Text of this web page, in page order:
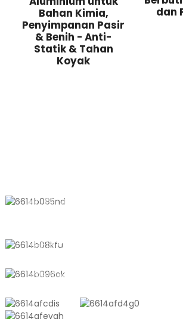
Bahan Kimia,
Penyimpanan Pasir
& Benih - Anti-
Statik & Tahan
Koyak
dan
No. 611, Jalan Shantong, Bandar
+8618721958798
sales10@shtangke.com